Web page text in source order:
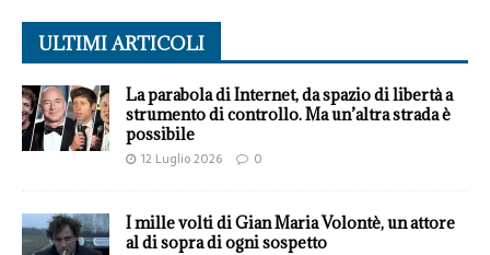
ULTIMI ARTICOLI
La parabola di Internet, da spazio di libertà a
strumento di controllo. Ma un’altra strada è
possibile
12 Luglio 2026 0
I mille volti di Gian Maria Volontè, un attore
al di sopra di ogni sospetto